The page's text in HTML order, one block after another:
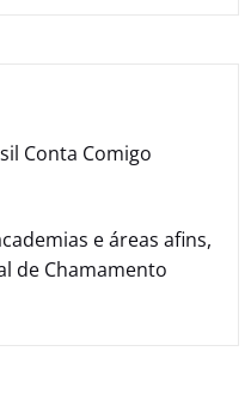
Conta Comigo
e áreas afins,
de Chamamento